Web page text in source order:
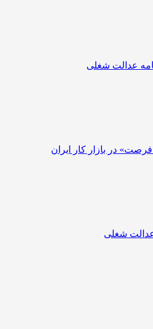
عدالت شغلی
در بازار کار ایران
عدالت شغلی